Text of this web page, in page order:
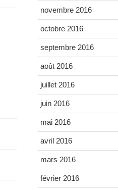
novembre 2016
octobre 2016
septembre 2016
août 2016
juillet 2016
juin 2016
mai 2016
avril 2016
mars 2016
février 2016